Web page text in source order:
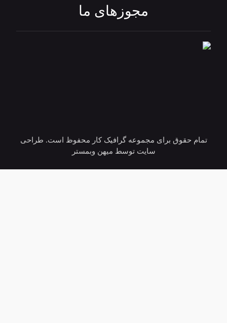
مجوزهای ما
تمام حقوق برای مجموعه گرافیک کار محفوظ است. طراحی
سایت توسط میهن وبمستر